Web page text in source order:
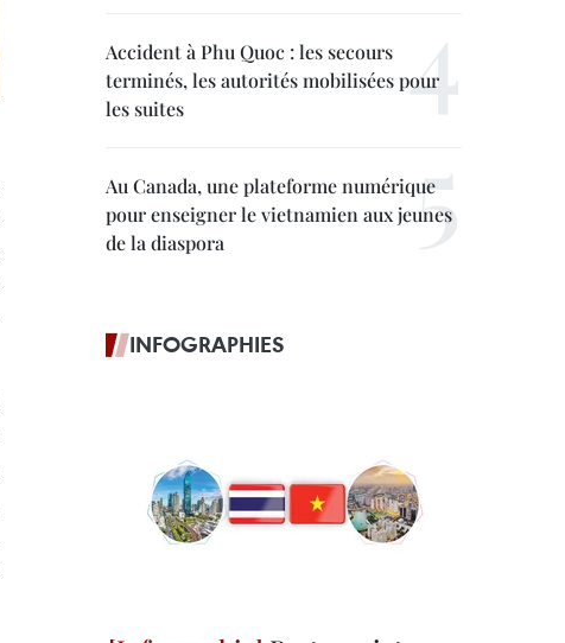
Accident à Phu Quoc : les secours
terminés, les autorités mobilisées pour
les suites
Au Canada, une plateforme numérique
pour enseigner le vietnamien aux jeunes
de la diaspora
INFOGRAPHIES